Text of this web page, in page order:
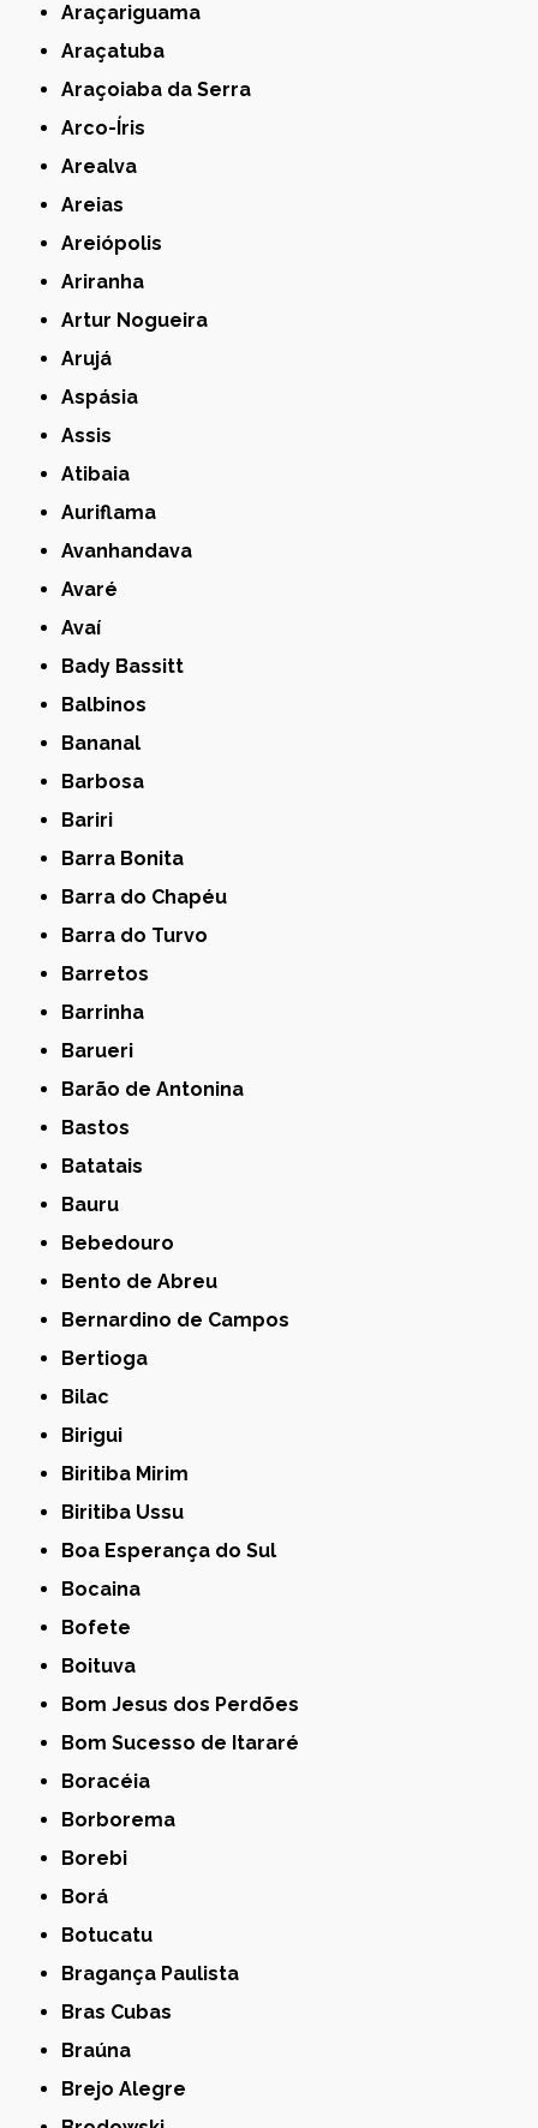
Araçariguama
Araçatuba
Araçoiaba da Serra
Arco-Íris
Arealva
Areias
Areiópolis
Ariranha
Artur Nogueira
Arujá
Aspásia
Assis
Atibaia
Auriflama
Avanhandava
Avaré
Avaí
Bady Bassitt
Balbinos
Bananal
Barbosa
Bariri
Barra Bonita
Barra do Chapéu
Barra do Turvo
Barretos
Barrinha
Barueri
Barão de Antonina
Bastos
Batatais
Bauru
Bebedouro
Bento de Abreu
Bernardino de Campos
Bertioga
Bilac
Birigui
Biritiba Mirim
Biritiba Ussu
Boa Esperança do Sul
Bocaina
Bofete
Boituva
Bom Jesus dos Perdões
Bom Sucesso de Itararé
Boracéia
Borborema
Borebi
Borá
Botucatu
Bragança Paulista
Bras Cubas
Braúna
Brejo Alegre